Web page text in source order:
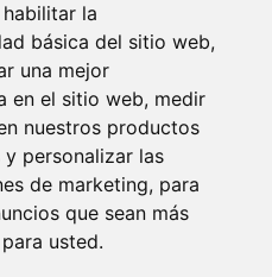
la
básica del sitio web,
una mejor
en el sitio web, medir
nuestros productos
personalizar las
de marketing, para
que sean más
usted.
RICKARDS), LAS FOTOS
LA ALIADA DE ARROW
TU HISTORIA. EPISODIO 3.